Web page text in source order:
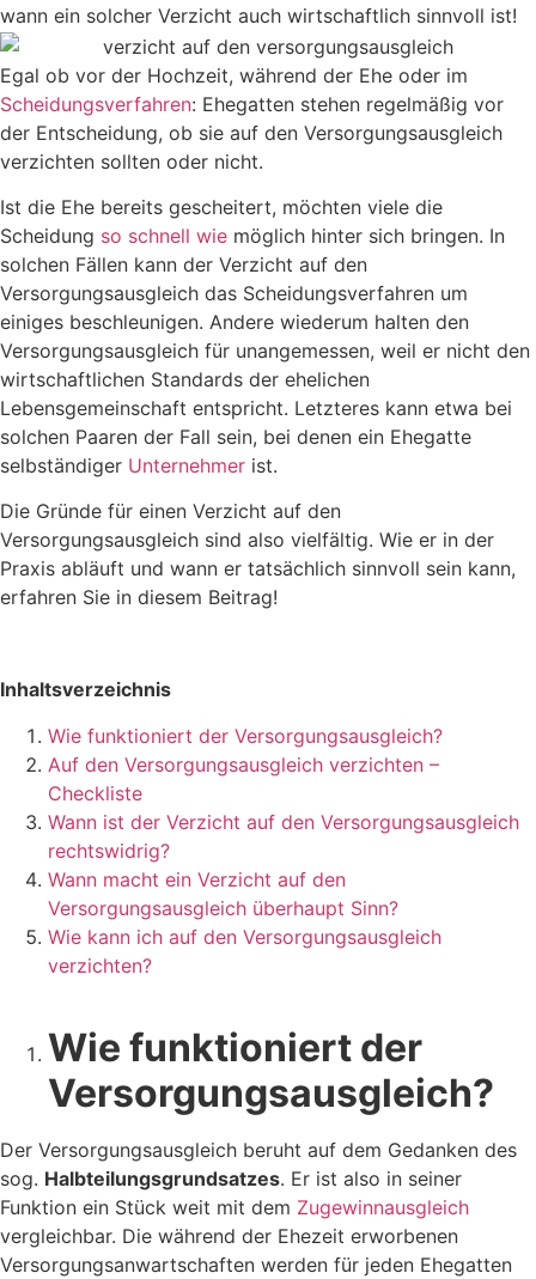
wann ein solcher Verzicht auch wirtschaftlich sinnvoll ist!
Egal ob vor der Hochzeit, während der Ehe oder im
Scheidungsverfahren: Ehegatten stehen regelmäßig vor
der Entscheidung, ob sie auf den Versorgungsausgleich
verzichten sollten oder nicht.
Ist die Ehe bereits gescheitert, möchten viele die
Scheidung so schnell wie möglich hinter sich bringen. In
solchen Fällen kann der Verzicht auf den
Versorgungsausgleich das Scheidungsverfahren um
einiges beschleunigen. Andere wiederum halten den
Versorgungsausgleich für unangemessen, weil er nicht den
wirtschaftlichen Standards der ehelichen
Lebensgemeinschaft entspricht. Letzteres kann etwa bei
solchen Paaren der Fall sein, bei denen ein Ehegatte
selbständiger Unternehmer ist.
Die Gründe für einen Verzicht auf den
Versorgungsausgleich sind also vielfältig. Wie er in der
Praxis abläuft und wann er tatsächlich sinnvoll sein kann,
erfahren Sie in diesem Beitrag!
Inhaltsverzeichnis
Wie funktioniert der Versorgungsausgleich?
Auf den Versorgungsausgleich verzichten –
Checkliste
Wann ist der Verzicht auf den Versorgungsausgleich
rechtswidrig?
Wann macht ein Verzicht auf den
Versorgungsausgleich überhaupt Sinn?
Wie kann ich auf den Versorgungsausgleich
verzichten?
Wie funktioniert der
Versorgungsausgleich?
Der Versorgungsausgleich beruht auf dem Gedanken des
sog. Halbteilungsgrundsatzes. Er ist also in seiner
Funktion ein Stück weit mit dem Zugewinnausgleich
vergleichbar. Die während der Ehezeit erworbenen
Versorgungsanwartschaften werden für jeden Ehegatten